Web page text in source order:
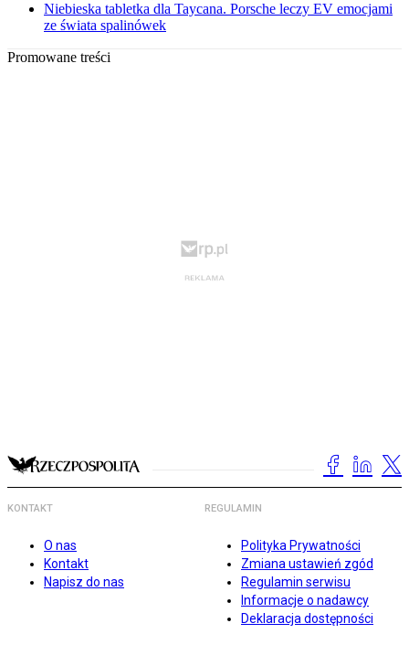
Niebieska tabletka dla Taycana. Porsche leczy EV emocjami
ze świata spalinówek
Promowane treści
KONTAKT
O nas
Kontakt
Napisz do nas
REGULAMIN
Polityka Prywatności
Zmiana ustawień zgód
Regulamin serwisu
Informacje o nadawcy
Deklaracja dostępności